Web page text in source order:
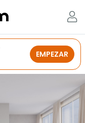
EMPEZAR